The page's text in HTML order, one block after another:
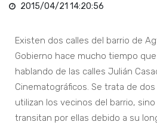
2015/04/21 14:20:56
Existen dos calles del barrio de
Gobierno hace mucho tiempo
hablando de las calles Julián
Cinematográficos. Se trata de
utilizan los vecinos del barrio,
transitan por ellas debido a su